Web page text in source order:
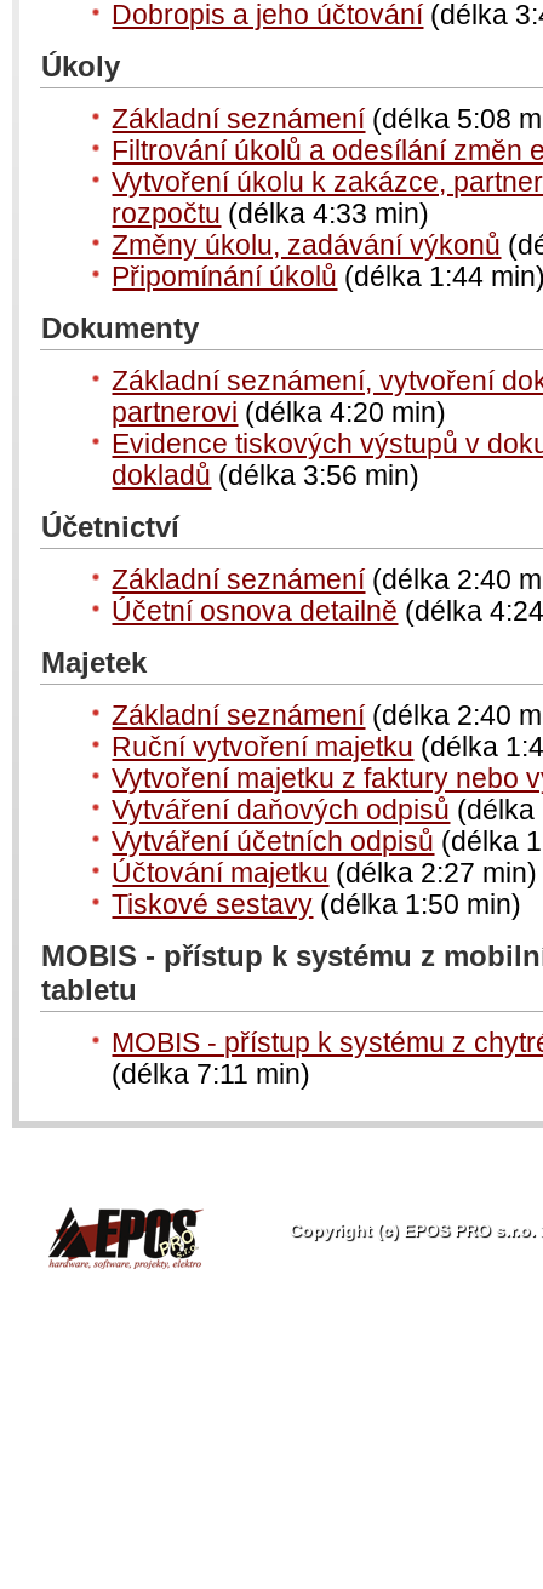
Dobropis a jeho účtování(délka
Úkoly
Základní seznámení(délka 5:08
Filtrování úkolů a odesílání změn
Vytvoření úkolu k zakázce,
rozpočtu (délka 4:33 min)
Změny úkolu, zadávání výkonů
Připomínání úkolů (délka 1:44
Dokumenty
Základní seznámení, vytvoření
partnerovi (délka 4:20 min)
Evidence tiskových výstupů v
dokladů (délka 3:56 min)
Účetnictví
Základní seznámení(délka 2:40
Účetní osnova detailně (délka
Majetek
Základní seznámení(délka 2:40
Ruční vytvoření majetku (délka
Vytvoření majetku z faktury nebo
Vytváření daňových odpisů (délka
Vytváření účetních odpisů (délka
Účtování majetku (délka 2:27 min)
Tiskové sestavy (délka 1:50 min)
MOBIS - přístup k systému z
tabletu
MOBIS - přístup k systému z
(délka 7:11 min)
Copyright (c) EPOS PRO s.r.o.